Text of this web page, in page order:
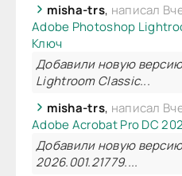
misha-trs, написал
Adobe Photoshop
Ключ
Добавили новую
Lightroom Classic...
misha-trs, написал
Adobe Acrobat Pro DC
Добавили новую
2026.001.21779....